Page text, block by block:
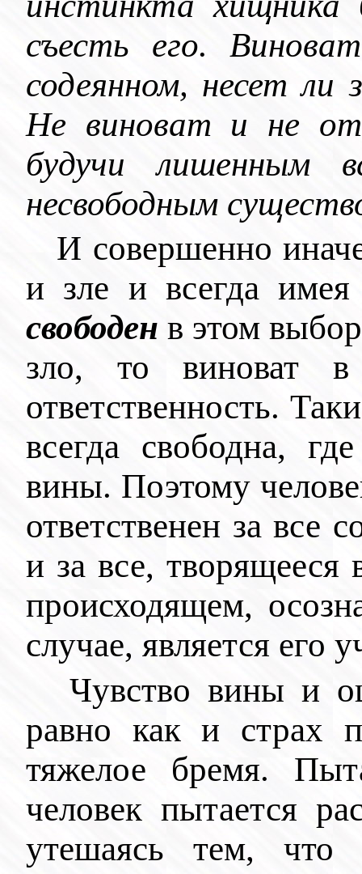
съесть его.
содеянном, несет ли
Не виноват и не
будучилишенным
несвободным
И совершенно
и зле и всегда
свободен в этом
зло, то виноват
ответственность.
всегда свободна,
вины. Поэтому
ответственен за все
и за все, творящееся
происходящем,
случае, является его
Чувство вины и
равно как и страх
тяжелое бремя.
человек пытается
утешаясь тем, что